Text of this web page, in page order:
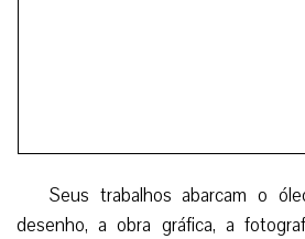
Seus trabalhos abarcam o
desenho, a obra gráfica, a